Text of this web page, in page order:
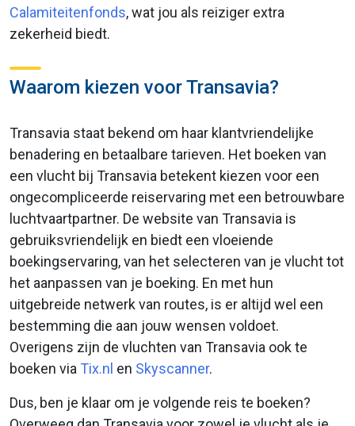
Calamiteitenfonds, wat jou als reiziger extra
zekerheid biedt.
Waarom kiezen voor Transavia?
Transavia staat bekend om haar klantvriendelijke
benadering en betaalbare tarieven. Het boeken van
een vlucht bij Transavia betekent kiezen voor een
ongecompliceerde reiservaring met een betrouwbare
luchtvaartpartner. De website van Transavia is
gebruiksvriendelijk en biedt een vloeiende
boekingservaring, van het selecteren van je vlucht tot
het aanpassen van je boeking. En met hun
uitgebreide netwerk van routes, is er altijd wel een
bestemming die aan jouw wensen voldoet.
Overigens zijn de vluchten van Transavia ook te
boeken via Tix.nl en Skyscanner.
Dus, ben je klaar om je volgende reis te boeken?